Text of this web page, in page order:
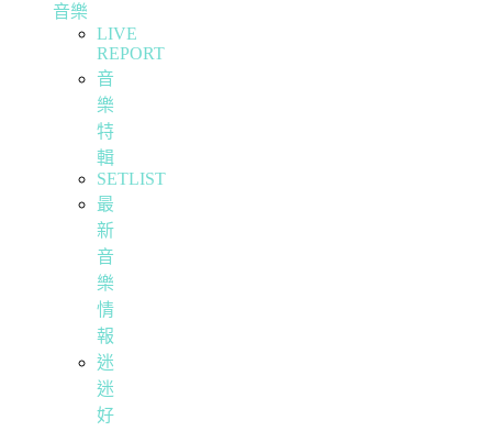
音樂
LIVE
REPORT
音
樂
特
輯
SETLIST
最
新
音
樂
情
報
迷
迷
好